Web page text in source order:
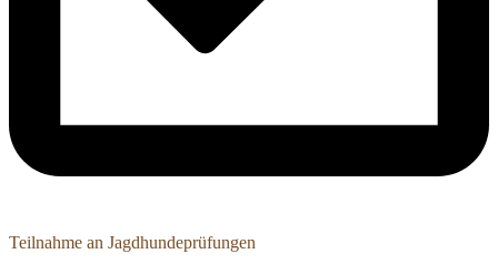
Teilnahme an Jagdhundeprüfungen